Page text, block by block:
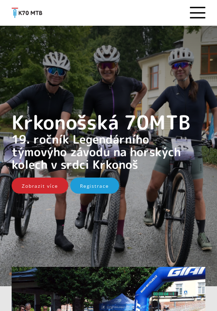
Krkonošská 70MTB
19. ročník Legendárního
týmovýho závodu na horských
kolech v srdci Krkonoš
Zobrazit více Registrace